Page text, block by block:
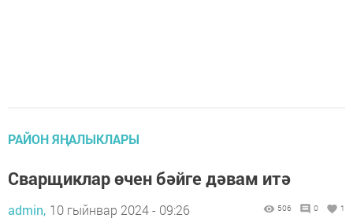
РАЙОН ЯҢАЛЫКЛАРЫ
Сварщиклар өчен бәйге дәвам итә
admin, 10 гыйнвар 2024 - 09:26 506 0 1